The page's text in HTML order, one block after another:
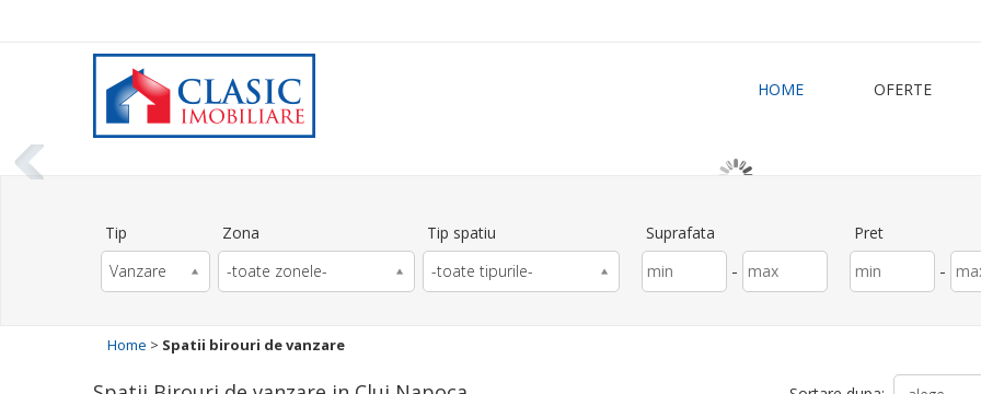
HOME OFERTE
Tip
Vanzare
Zona
-toate zonele-
Tip spatiu
-toate tipurile-
Suprafata
-
Pret
-
Home > Spatii birouri de vanzare